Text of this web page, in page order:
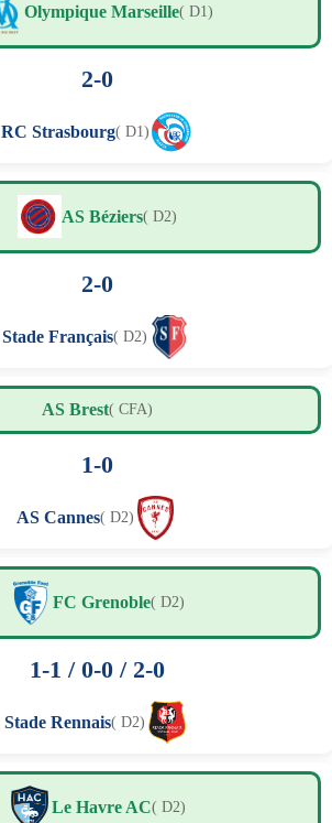
Olympique Marseille( D1)
2-0
RC Strasbourg( D1)
AS Béziers( D2)
2-0
Stade Français( D2)
AS Brest( CFA)
1-0
AS Cannes( D2)
FC Grenoble( D2)
1-1 / 0-0 / 2-0
Stade Rennais( D2)
Le Havre AC( D2)